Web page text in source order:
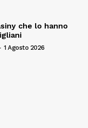
che lo hanno
1 Agosto 2026